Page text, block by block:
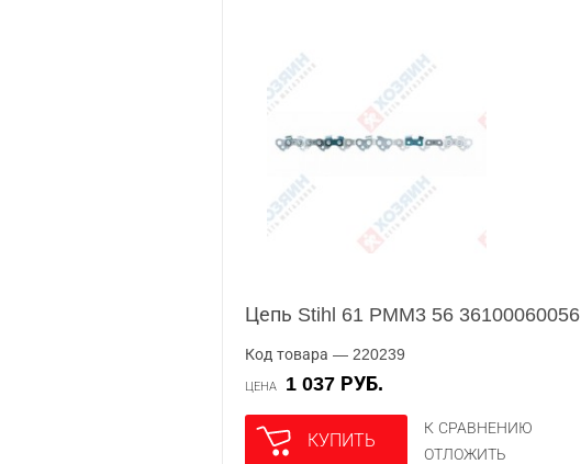
Цепь Stihl 61 PMM3 56 36100060056
Код товара — 220239
ЦЕНА 1 037 РУБ.
КУПИТЬ
К СРАВНЕНИЮ
ОТЛОЖИТЬ